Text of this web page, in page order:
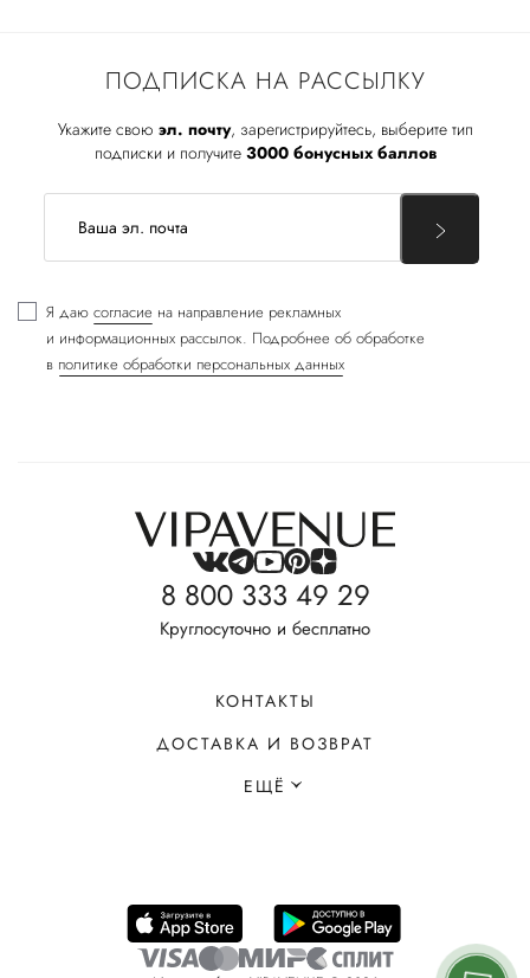
ПОДПИСКА НА РАССЫЛКУ
Укажите свою эл. почту, зарегистрируйтесь, выберите тип
подписки и получите 3000 бонусных баллов
Я даю согласие на направление рекламных
и информационных рассылок. Подробнее об обработке
в политике обработки персональных данных
8 800 333 49 29
Круглосуточно и бесплатно
КОНТАКТЫ
ДОСТАВКА И ВОЗВРАТ
ЕЩЁ